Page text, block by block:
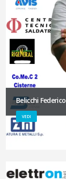
Belicchi Federico
VEDI